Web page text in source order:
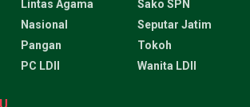
Lintas Agama
Nasional
Pangan
PC LDII
Sako SPN
Seputar Jatim
Tokoh
Wanita LDII